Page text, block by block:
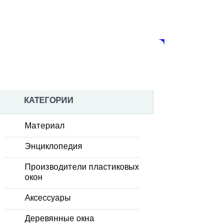
КАТЕГОРИИ
Материал
Энциклопедия
Производители пластиковых
окон
Аксессуары
Деревянные окна